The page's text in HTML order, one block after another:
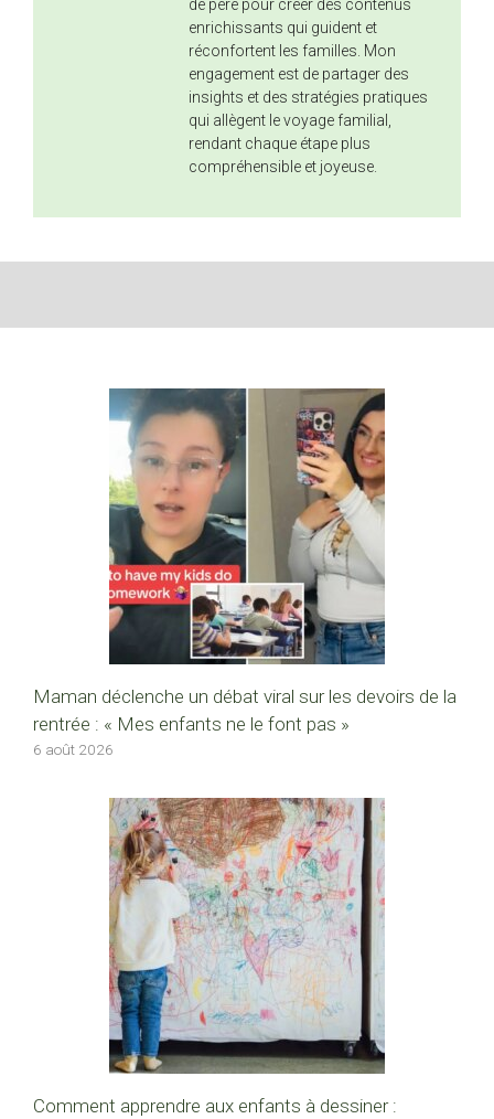
de père pour créer des contenus
enrichissants qui guident et
réconfortent les familles. Mon
engagement est de partager des
insights et des stratégies pratiques
qui allègent le voyage familial,
rendant chaque étape plus
compréhensible et joyeuse.
Maman déclenche un débat viral sur les devoirs de la
rentrée : « Mes enfants ne le font pas »
6 août 2026
Comment apprendre aux enfants à dessiner :